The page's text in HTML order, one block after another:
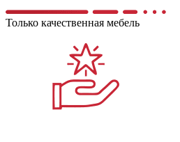
Только качественная мебель